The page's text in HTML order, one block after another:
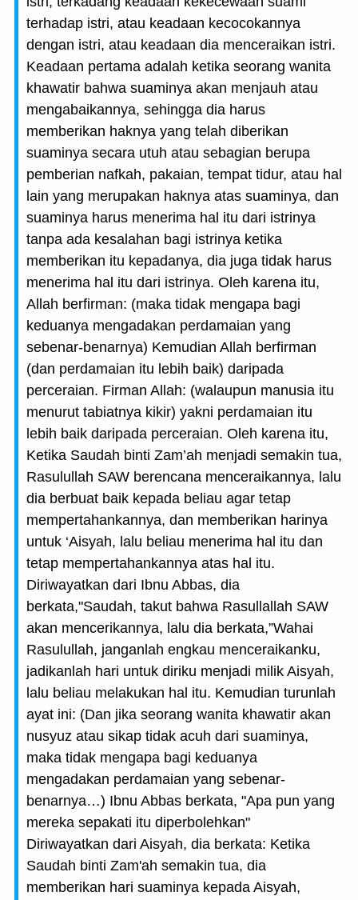
terhadap istri, atau keadaan kecocokannya
dengan istri, atau keadaan dia menceraikan istri.
Keadaan pertama adalah ketika seorang wanita
khawatir bahwa suaminya akan menjauh atau
mengabaikannya, sehingga dia harus
memberikan haknya yang telah diberikan
suaminya secara utuh atau sebagian berupa
pemberian nafkah, pakaian, tempat tidur, atau hal
lain yang merupakan haknya atas suaminya, dan
suaminya harus menerima hal itu dari istrinya
tanpa ada kesalahan bagi istrinya ketika
memberikan itu kepadanya, dia juga tidak harus
menerima hal itu dari istrinya. Oleh karena itu,
Allah berfirman: (maka tidak mengapa bagi
keduanya mengadakan perdamaian yang
sebenar-benarnya) Kemudian Allah berfirman
(dan perdamaian itu lebih baik) daripada
perceraian. Firman Allah: (walaupun manusia itu
menurut tabiatnya kikir) yakni perdamaian itu
lebih baik daripada perceraian. Oleh karena itu,
Ketika Saudah binti Zam’ah menjadi semakin tua,
Rasulullah SAW berencana menceraikannya, lalu
dia berbuat baik kepada beliau agar tetap
mempertahankannya, dan memberikan harinya
untuk ‘Aisyah, lalu beliau menerima hal itu dan
tetap mempertahankannya atas hal itu.
Diriwayatkan dari Ibnu Abbas, dia
berkata,"Saudah, takut bahwa Rasullallah SAW
akan mencerikannya, lalu dia berkata,”Wahai
Rasulullah, janganlah engkau menceraikanku,
jadikanlah hari untuk diriku menjadi milik Aisyah,
lalu beliau melakukan hal itu. Kemudian turunlah
ayat ini: (Dan jika seorang wanita khawatir akan
nusyuz atau sikap tidak acuh dari suaminya,
maka tidak mengapa bagi keduanya
mengadakan perdamaian yang sebenar-
benarnya…) Ibnu Abbas berkata, "Apa pun yang
mereka sepakati itu diperbolehkan"
Diriwayatkan dari Aisyah, dia berkata: Ketika
Saudah binti Zam'ah semakin tua, dia
memberikan hari suaminya kepada Aisyah,